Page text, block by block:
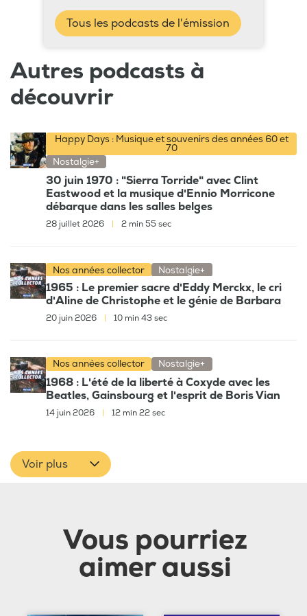
Tous les podcasts de l'émission
Autres podcasts à
découvrir
Happy Days : Musique et souvenirs des années 60 et
70
Nostalgie+
30 juin 1970 : "Sierra Torride" avec Clint
Eastwood et la musique d'Ennio Morricone
débarque dans les salles belges
28 juillet 2026 | 2 min 55 sec
Nos années collector Nostalgie+
1965 : Le premier sacre d'Eddy Merckx, le cri
d'Aline de Christophe et le génie de Barbara
20 juin 2026 10 min 43 sec
Nos années collector Nostalgie+
1968 : L'été de la liberté à Coxyde avec les
Beatles, Gainsbourg et l'esprit de Boris Vian
14 juin 2026 12 min 22 sec
Voir plus
Vous pourriez
aimer aussi